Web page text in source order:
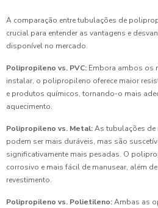
A comparação entre tubulações de
crucial para entender as vantagens e
disponível no mercado.
Polipropileno vs. PVC: Embora ambos os
instalar, o polipropileno oferece maior
e produtos químicos, tornando-o mais
aquecimento.
Polipropileno vs. Metal:As tubulações de
podem ser mais duráveis, mas são
significativamente mais pesadas. O
corrosivo e mais fácil de manusear, além
revestimento.
Polipropileno vs. Polietileno:Ambas as